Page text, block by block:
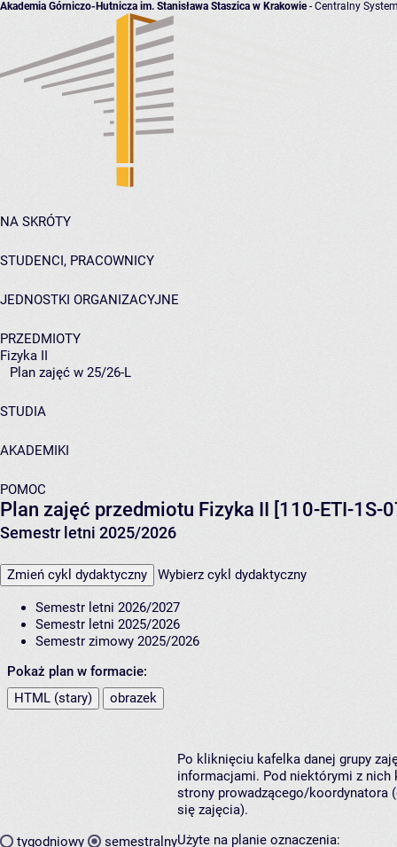
Akademia Górniczo-Hutnicza im. Stanisława Staszica w Krakowie- Centralny
NA SKRÓTY
STUDENCI, PRACOWNICY
JEDNOSTKI ORGANIZACYJNE
PRZEDMIOTY
Fizyka II
Plan zajęć w 25/26-L
STUDIA
AKADEMIKI
POMOC
Plan zajęć przedmiotu Fizyka II [110-ETI-1S-
Semestr letni 2025/2026
Zmień cykl dydaktyczny Wybierz cykl dydaktyczny
Semestr letni 2026/2027
Semestr letni 2025/2026
Semestr zimowy 2025/2026
Pokaż plan w formacie:
HTML (stary)
obrazek
tygodniowy semestralny
Po kliknięciu kafelka danej grupy
informacjami. Pod niektórymi z nich
strony prowadzącego/koordynatora
się zajęcia).
Użyte na planie oznaczenia: